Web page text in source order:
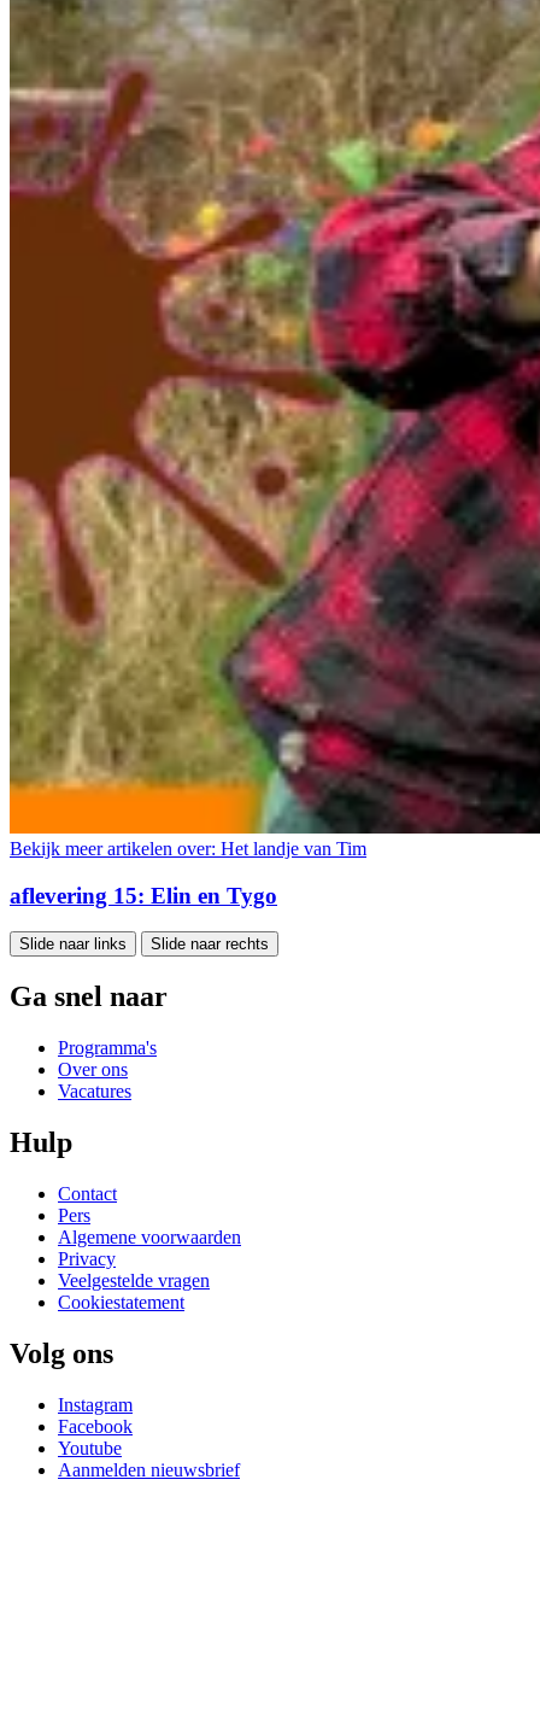
Bekijk meer artikelen over: Het landje van Tim
aflevering 15: Elin en Tygo
Slide naar links Slide naar rechts
Ga snel naar
Programma's
Over ons
Vacatures
Hulp
Contact
Pers
Algemene voorwaarden
Privacy
Veelgestelde vragen
Cookiestatement
Volg ons
Instagram
Facebook
Youtube
Aanmelden nieuwsbrief